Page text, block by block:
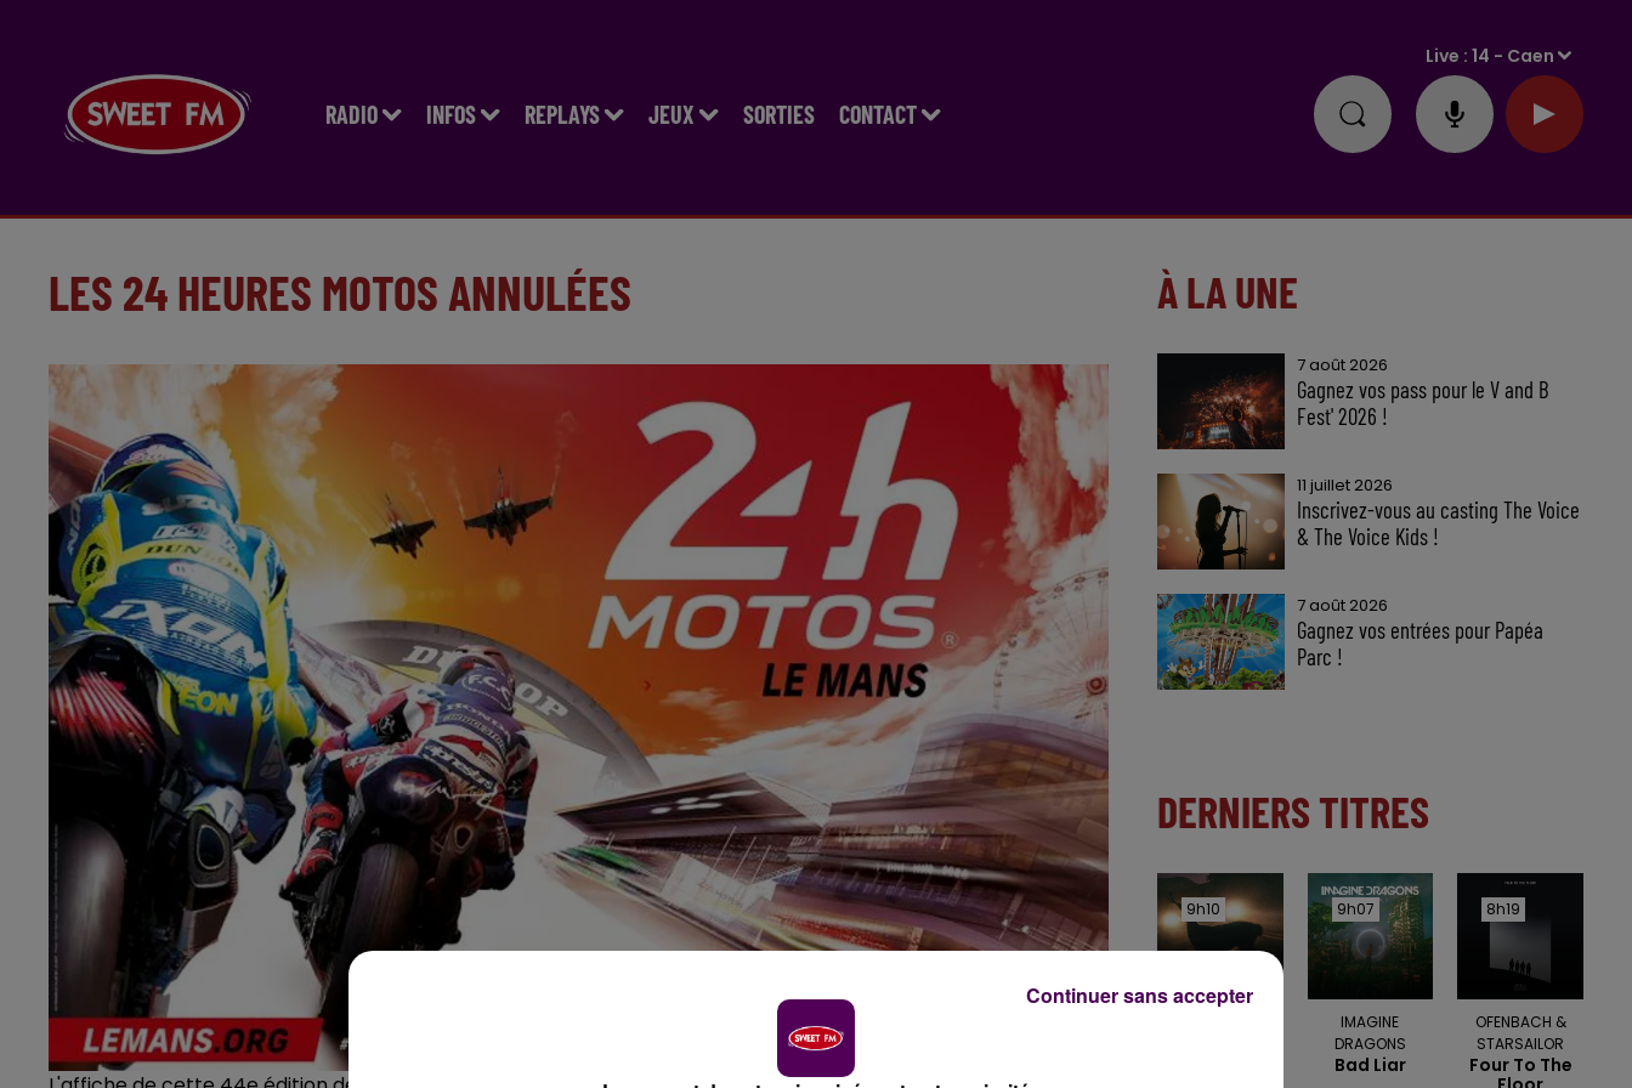
RADIO INFOS REPLAYS JEUX SORTIES CONTACT
Live :14 - Caen
LES 24 HEURES MOTOS ANNULÉES À LA UNE
7 août 2026
Gagnez vos pass pour le V and B
Fest' 2026 !
11 juillet 2026
Inscrivez-vous au casting The Voice
& The Voice Kids !
7 août 2026
Gagnez vos entrées pour Papéa
Parc !
DERNIERS TITRES
9h10
9h10 9h07
9h07
IMAGINE
DRAGONS
Bad Liar
8h19
8h19
OFENBACH &
STARSAILOR
Four To The
Continuer sans accepter